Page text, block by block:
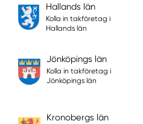
Hallands län
Kolla in takföretag i
Hallands län
Jönköpings län
Kolla in takföretag i
Jönköpings län
Kronobergs län